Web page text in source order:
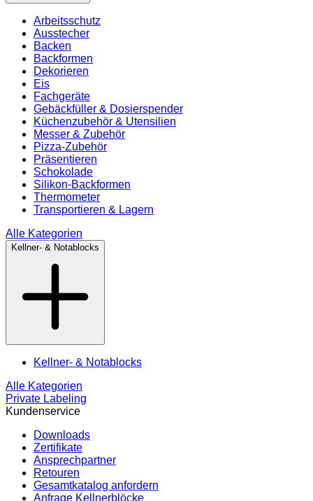
Arbeitsschutz
Ausstecher
Backen
Backformen
Dekorieren
Eis
Fachgeräte
Gebäckfüller & Dosierspender
Küchenzubehör & Utensilien
Messer & Zubehör
Pizza-Zubehör
Präsentieren
Schokolade
Silikon-Backformen
Thermometer
Transportieren & Lagern
Alle Kategorien
Kellner- & Notablocks
Kellner- & Notablocks
Alle Kategorien
Private Labeling
Kundenservice
Downloads
Zertifikate
Ansprechpartner
Retouren
Gesamtkatalog anfordern
Anfrage Kellnerblöcke